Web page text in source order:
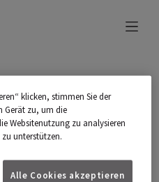
klicken, stimmen Sie der
Gerät zu, um die
Websitenutzung zu analysieren
unterstützen.
Alle Cookies akzeptieren